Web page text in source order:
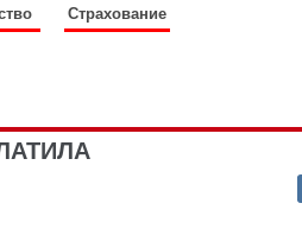
Страхование